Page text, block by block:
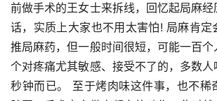
前做手术的王女士来拆线，回忆起局麻
话，实质上大家也不用太害怕! 局麻肯定
推局麻药，但一般时间很短，可能一百
个对疼痛尤其敏感、接受不了的，多数
秒钟而已。 至于烤肉味这件事，也不稀